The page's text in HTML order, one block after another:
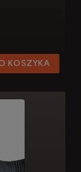
KOSZYKA